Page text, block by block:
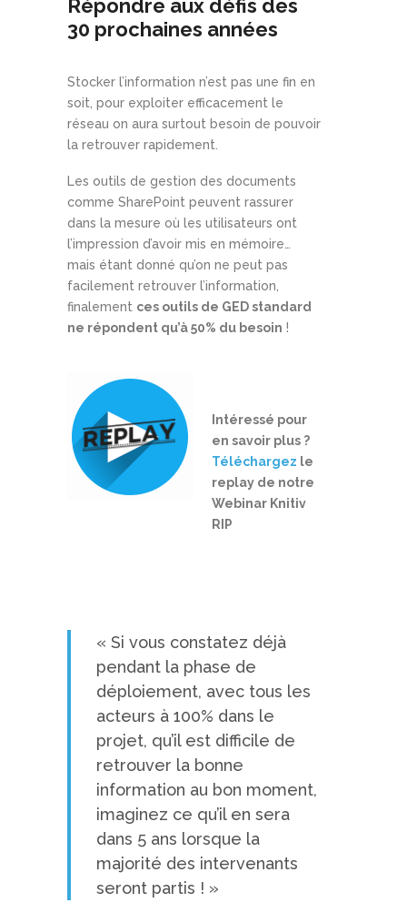
Répondre aux défis des
30 prochaines années
Stocker l’information n’est pas une fin en
soit, pour exploiter efficacement le
réseau on aura surtout besoin de pouvoir
la retrouver rapidement.
Les outils de gestion des documents
comme SharePoint peuvent rassurer
dans la mesure où les utilisateurs ont
l’impression d’avoir mis en mémoire…
mais étant donné qu’on ne peut pas
facilement retrouver l’information,
finalement ces outils de GED standard
ne répondent qu’à 50% du besoin !
Intéressé pour
en savoir plus ?
Téléchargez le
replay de notre
Webinar Knitiv
RIP
« Si vous constatez déjà
pendant la phase de
déploiement, avec tous les
acteurs à 100% dans le
projet, qu’il est difficile de
retrouver la bonne
information au bon moment,
imaginez ce qu’il en sera
dans 5 ans lorsque la
majorité des intervenants
seront partis ! »